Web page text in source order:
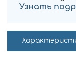
Узнать